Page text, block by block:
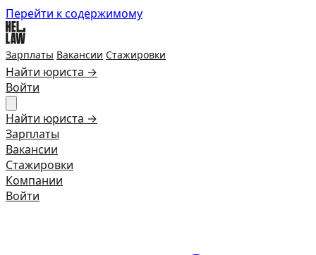
Перейти к содержимому
Зарплаты Вакансии Стажировки
Найти юриста →
Войти
Найти юриста →
Зарплаты
Вакансии
Стажировки
Компании
Войти